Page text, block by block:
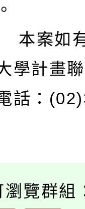
本案如
學計畫
話：
覽群組